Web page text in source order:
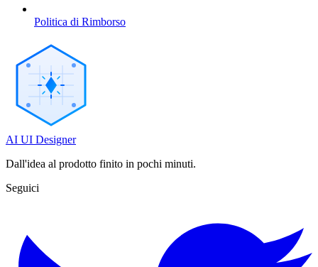
Politica di Rimborso
AI UI Designer
Dall'idea al prodotto finito in pochi minuti.
Seguici